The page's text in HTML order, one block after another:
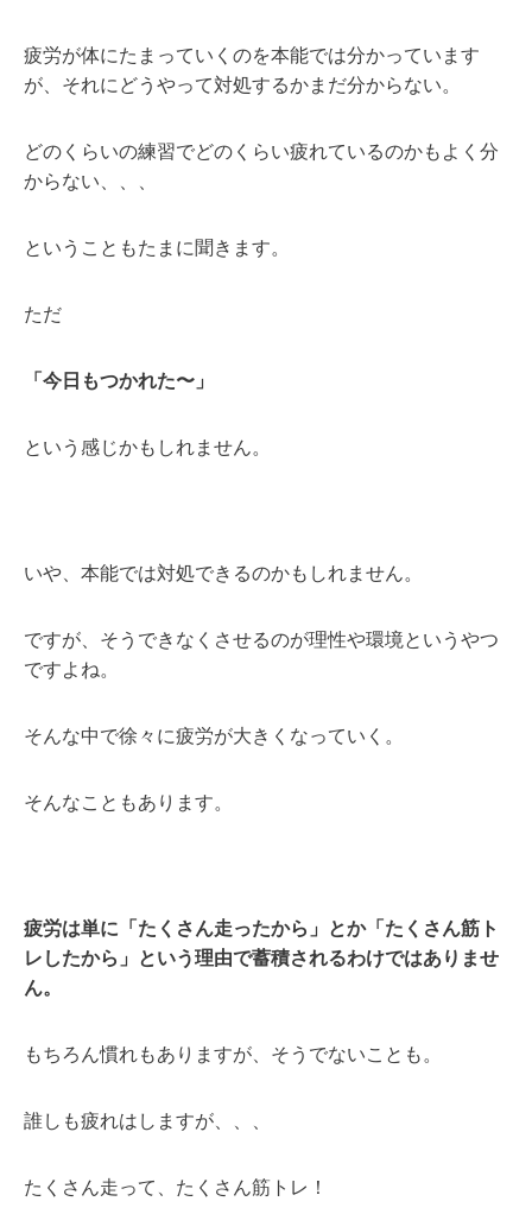
疲労が体にたまっていくのを本能では分かっています
が、それにどうやって対処するかまだ分からない。
どのくらいの練習でどのくらい疲れているのかもよく分
からない、、、
ということもたまに聞きます。
ただ
「今日もつかれた〜」
という感じかもしれません。
いや、本能では対処できるのかもしれません。
ですが、そうできなくさせるのが理性や環境というやつ
ですよね。
そんな中で徐々に疲労が大きくなっていく。
そんなこともあります。
疲労は単に「たくさん走ったから」とか「たくさん筋ト
レしたから」という理由で蓄積されるわけではありませ
ん。
もちろん慣れもありますが、そうでないことも。
誰しも疲れはしますが、、、
たくさん走って、たくさん筋トレ！